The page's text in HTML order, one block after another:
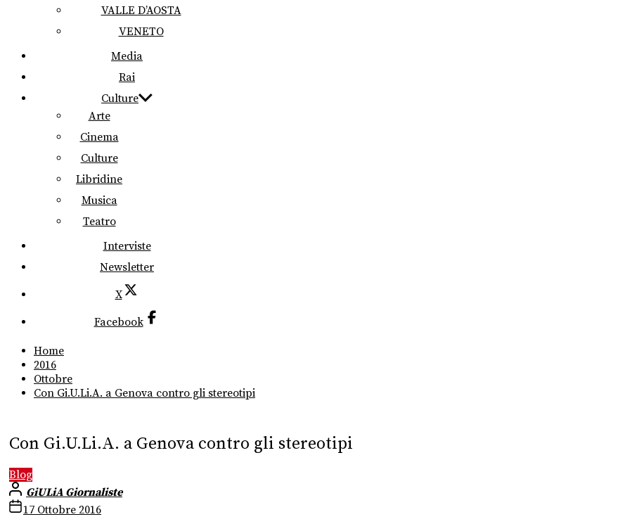
VALLE D’AOSTA
VENETO
Media
Rai
Culture
Arte
Cinema
Culture
Libridine
Musica
Teatro
Interviste
Newsletter
X
Facebook
Home
2016
Ottobre
Con Gi.U.Li.A. a Genova contro gli stereotipi
Con Gi.U.Li.A. a Genova contro gli stereotipi
Blog
GiULiA Giornaliste
17 Ottobre 2016